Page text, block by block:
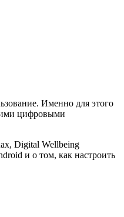
Именно для этого
цифровыми
Digital Wellbeing
и о том, как настроить